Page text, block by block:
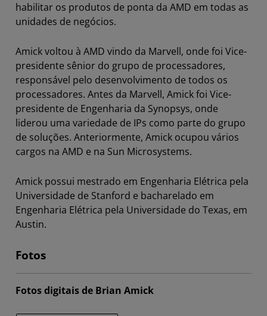
habilitar os produtos de ponta da AMD em todas as
unidades de negócios.
Amick voltou à AMD vindo da Marvell, onde foi Vice-
presidente sênior do grupo de processadores,
responsável pelo desenvolvimento de todos os
processadores. Antes da Marvell, Amick foi Vice-
presidente de Engenharia da Synopsys, onde
liderou uma variedade de IPs como parte do grupo
de soluções. Anteriormente, Amick ocupou vários
cargos na AMD e na Sun Microsystems.
Amick possui mestrado em Engenharia Elétrica pela
Universidade de Stanford e bacharelado em
Engenharia Elétrica pela Universidade do Texas, em
Austin.
Fotos
Fotos digitais de Brian Amick